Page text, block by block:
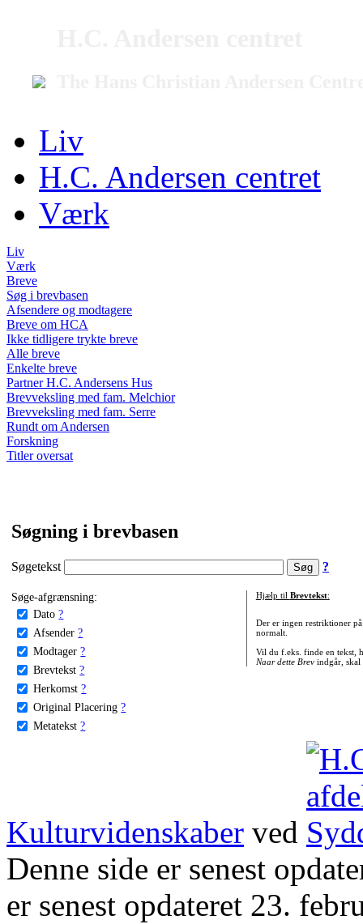
Liv
H.C. Andersen centret
Værk
Liv
Værk
Breve
Søg i brevbasen
Afsendere og modtagere
Breve om HCA
Ikke tidligere trykte breve
Alle breve
Enkelte breve
Partner H.C. Andersens Hus
Brevveksling med fam. Melchior
Brevveksling med fam. Serre
Rundt om Andersen
Forskning
Titler oversat
Søgning i brevbasen
Søgetekst ?
Søge-afgrænsning:
Dato ?
Afsender ?
Modtager ?
Brevtekst ?
Herkomst ?
Original Placering ?
Metatekst ?
Hjælp til Brevtekst:
Der er ingen restriktioner
normalt.
Vil du f.eks. finde en tekst,
Naar dette Brevindgår, skal
Kulturvidenskaber ved
Denne side er senest
er senest opdateret 23.